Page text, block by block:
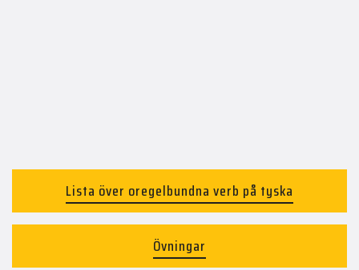
Lista över oregelbundna verb på tyska
Övningar